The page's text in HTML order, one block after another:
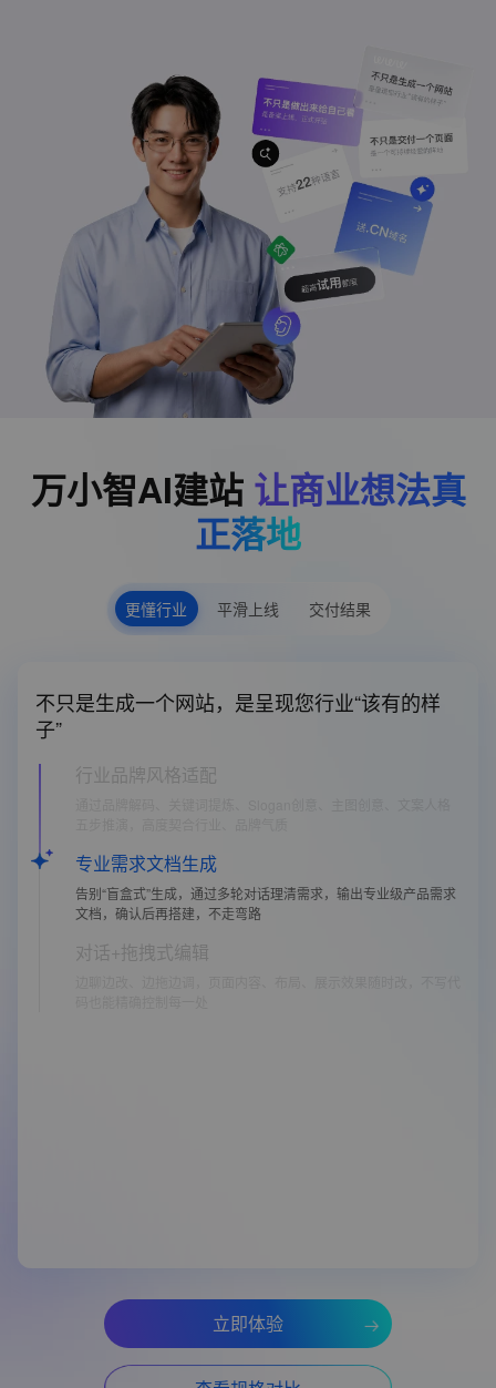
万小智AI建站 让商业想法真
正落地
更懂行业 平滑上线 交付结果
不只是生成一个网站，是呈现您行业“该有的样
子”
行业品牌风格适配
专业需求文档生成
告别“盲盒式”生成，通过多轮对话理清需求，输出专业级产品需求
文档，确认后再搭建，不走弯路
对话+拖拽式编辑
立即体验